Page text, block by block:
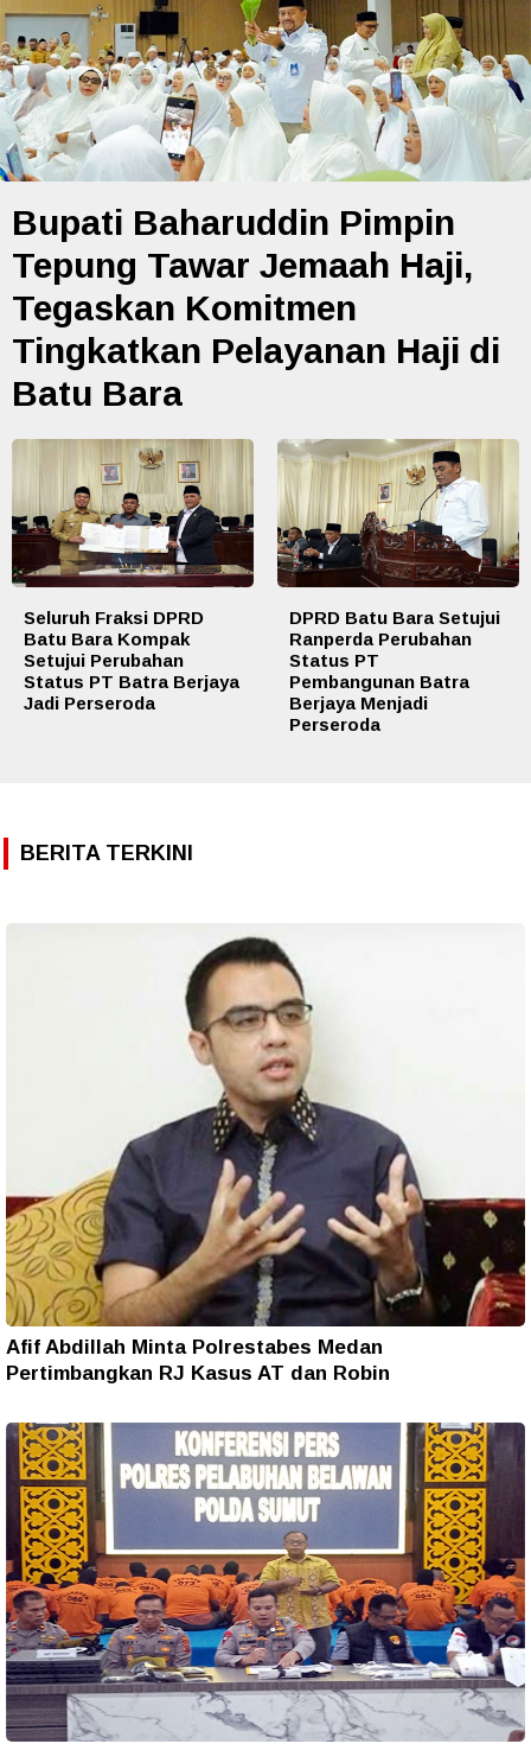
Bupati Baharuddin Pimpin
Tepung Tawar Jemaah Haji,
Tegaskan Komitmen
Tingkatkan Pelayanan Haji di
Batu Bara
Seluruh Fraksi DPRD
Batu Bara Kompak
Setujui Perubahan
Status PT Batra Berjaya
Jadi Perseroda
DPRD Batu Bara Setujui
Ranperda Perubahan
Status PT
Pembangunan Batra
Berjaya Menjadi
Perseroda
BERITA TERKINI
Afif Abdillah Minta Polrestabes Medan
Pertimbangkan RJ Kasus AT dan Robin